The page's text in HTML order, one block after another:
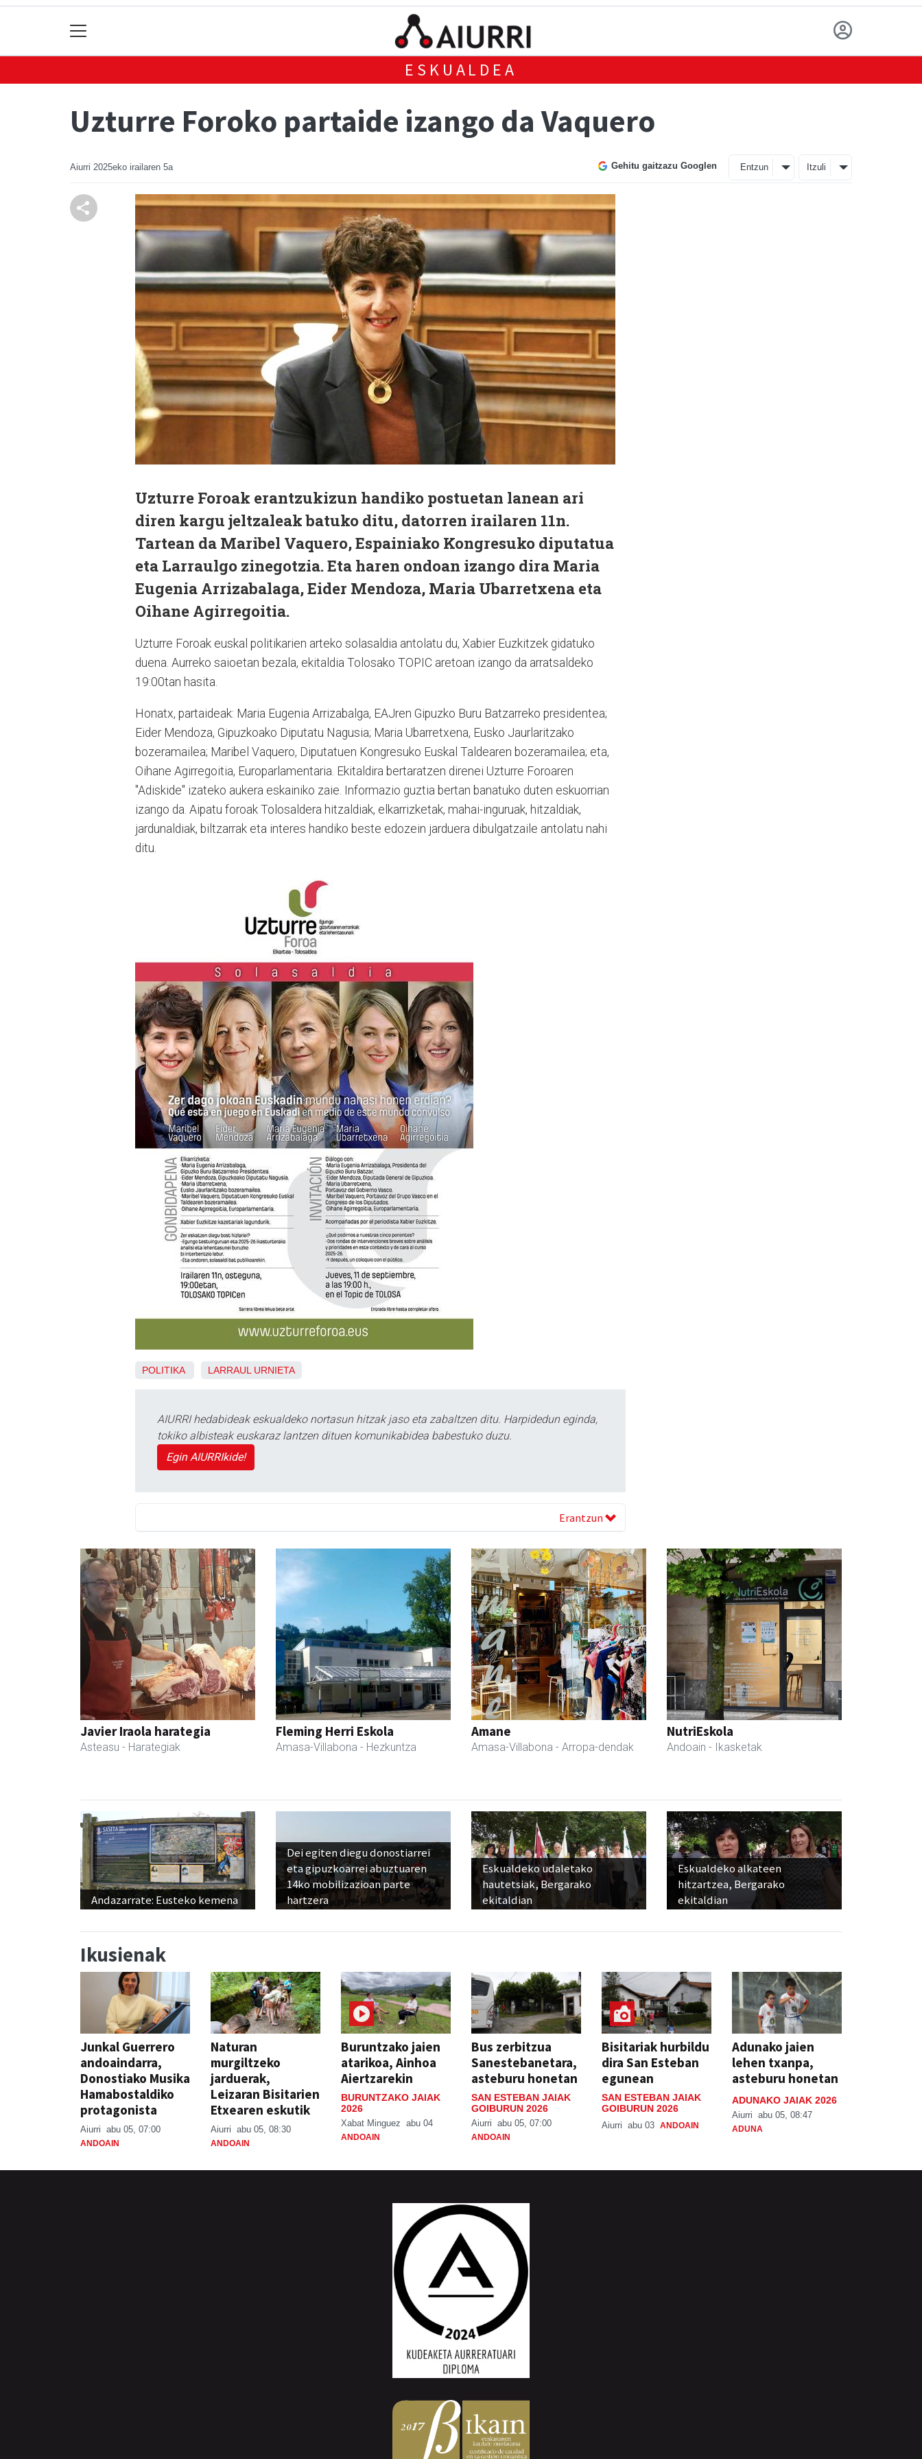
ESKUALDEA
Uzturre Foroko partaide izango da Vaquero
Aiurri 2025eko irailaren 5a Gehitu gaitzazu Googlen Entzun Itzuli
Uzturre Foroak erantzukizun handiko postuetan lanean ari
diren kargu jeltzaleak batuko ditu, datorren irailaren 11n.
Tartean da Maribel Vaquero, Espainiako Kongresuko diputatua
eta Larraulgo zinegotzia. Eta haren ondoan izango dira Maria
Eugenia Arrizabalaga, Eider Mendoza, Maria Ubarretxena eta
Oihane Agirregoitia.
Uzturre Foroak euskal politikarien arteko solasaldia antolatu du, Xabier Euzkitzek gidatuko
duena. Aurreko saioetan bezala, ekitaldia Tolosako TOPIC aretoan izango da arratsaldeko
19:00tan hasita.
Honatx, partaideak: Maria Eugenia Arrizabalga, EAJren Gipuzko Buru Batzarreko presidentea;
Eider Mendoza, Gipuzkoako Diputatu Nagusia; Maria Ubarretxena, Eusko Jaurlaritzako
bozeramailea; Maribel Vaquero, Diputatuen Kongresuko Euskal Taldearen bozeramailea; eta,
Oihane Agirregoitia, Europarlamentaria. Ekitaldira bertaratzen direnei Uzturre Foroaren
"Adiskide" izateko aukera eskainiko zaie. Informazio guztia bertan banatuko duten eskuorrian
izango da. Aipatu foroak Tolosaldera hitzaldiak, elkarrizketak, mahai-inguruak, hitzaldiak,
jardunaldiak, biltzarrak eta interes handiko beste edozein jarduera dibulgatzaile antolatu nahi
ditu.
POLITIKA LARRAUL URNIETA
AIURRI hedabideak eskualdeko nortasun hitzak jaso eta zabaltzen ditu. Harpidedun eginda,
tokiko albisteak euskaraz lantzen dituen komunikabidea babestuko duzu.
Egin AIURRIkide!
Erantzun
Javier Iraola harategia
Asteasu - Harategiak
Fleming Herri Eskola
Amasa-Villabona - Hezkuntza
Amane
Amasa-Villabona - Arropa-dendak
NutriEskola
Andoain - Ikasketak
Andazarrate: Eusteko kemena
Dei egiten diegu donostiarrei
eta gipuzkoarrei abuztuaren
14ko mobilizazioan parte
hartzera
Eskualdeko udaletako
hautetsiak, Bergarako
ekitaldian
Eskualdeko alkateen
hitzartzea, Bergarako
ekitaldian
Ikusienak
Junkal Guerrero
andoaindarra,
Donostiako Musika
Hamabostaldiko
protagonista
Aiurri abu 05, 07:00
ANDOAIN
Naturan
murgiltzeko
jarduerak,
Leizaran Bisitarien
Etxearen eskutik
Aiurri abu 05, 08:30
ANDOAIN
Buruntzako jaien
atarikoa, Ainhoa
Aiertzarekin
BURUNTZAKO JAIAK
2026
Xabat Minguez abu 04
ANDOAIN
Bus zerbitzua
Sanestebanetara,
asteburu honetan
SAN ESTEBAN JAIAK
GOIBURUN 2026
Aiurri abu 05, 07:00
ANDOAIN
Bisitariak hurbildu
dira San Esteban
egunean
SAN ESTEBAN JAIAK
GOIBURUN 2026
Aiurri abu 03 ANDOAIN
Adunako jaien
lehen txanpa,
asteburu honetan
ADUNAKO JAIAK 2026
Aiurri abu 05, 08:47
ADUNA